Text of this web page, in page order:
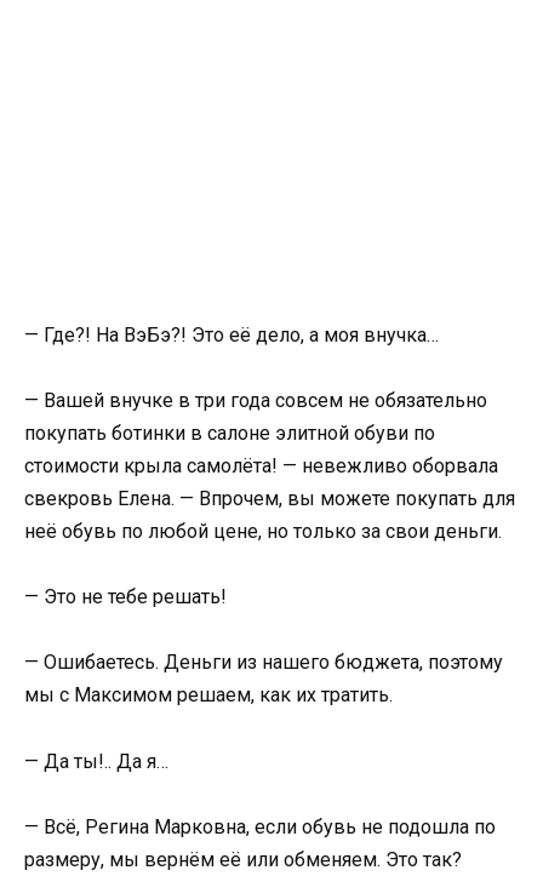
— Где?! На ВэБэ?! Это её дело, а моя внучка…
— Вашей внучке в три года совсем не обязательно
покупать ботинки в салоне элитной обуви по
стоимости крыла самолёта! — невежливо оборвала
свекровь Елена. — Впрочем, вы можете покупать для
неё обувь по любой цене, но только за свои деньги.
— Это не тебе решать!
— Ошибаетесь. Деньги из нашего бюджета, поэтому
мы с Максимом решаем, как их тратить.
— Да ты!.. Да я…
— Всё, Регина Марковна, если обувь не подошла по
размеру, мы вернём её или обменяем. Это так?